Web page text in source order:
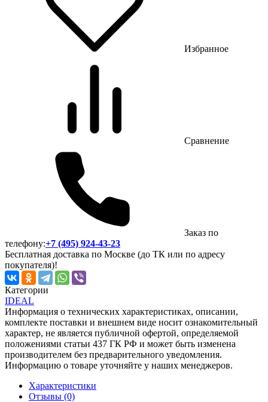
Избранное
Сравнение
Заказ по
телефону:+7 (495) 924-43-23
Бесплатная доставка по Москве (до ТК или по адресу
покупателя)!
Категории
IDEAL
Информация о технических характеристиках, описании,
комплекте поставки и внешнем виде носит ознакомительный
характер, не является публичной офертой, определяемой
положениями статьи 437 ГК РФ и может быть изменена
производителем без предварительного уведомления.
Информацию о товаре уточняйте у наших менеджеров.
Характеристики
Отзывы (0)